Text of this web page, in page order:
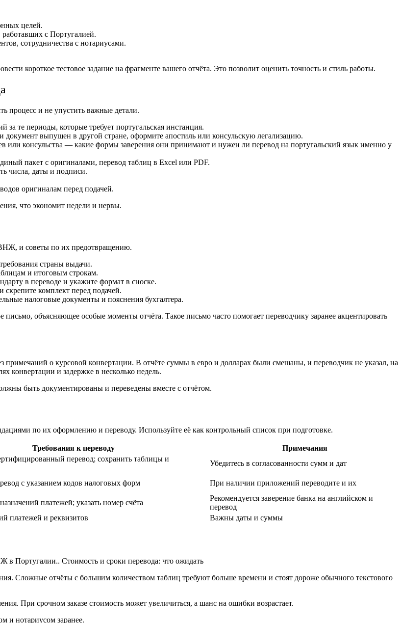
целей.
с Португалией.
сотрудничества с нотариусами.
короткое тестовое задание на фрагменте вашего отчёта. Это позволит оценить точность и стиль работы.
процесс и не упустить важные детали.
те периоды, которые требует португальская инстанция.
выпущен в другой стране, оформите апостиль или консульскую легализацию.
или консульства — какие формы заверения они принимают и нужен ли перевод на португальский язык именно у
пакет с оригиналами, перевод таблиц в Excel или PDF.
числа, даты и подписи.
оригиналам перед подачей.
что экономит недели и нервы.
и советы по их предотвращению.
страны выдачи.
и итоговым строкам.
в переводе и укажите формат в сноске.
комплект перед подачей.
налоговые документы и пояснения бухгалтера.
объясняющее особые моменты отчёта. Такое письмо часто помогает переводчику заранее акцентировать
примечаний о курсовой конвертации. В отчёте суммы в евро и долларах были смешаны, и переводчик не указал, на
конвертации и задержке в несколько недель.
быть документированы и переведены вместе с отчётом.
по их оформлению и переводу. Используйте её как контрольный список при подготовке.
Требования к переводу
Примечания
перевод; сохранить таблицы и
Убедитесь в согласованности сумм и дат
с указанием кодов налоговых форм При наличии приложений переводите и их
платежей; указать номер счёта
Рекомендуется заверение банка на английском и
перевод
платежей и реквизитов Важны даты и суммы
Сложные отчёты с большим количеством таблиц требуют больше времени и стоят дороже обычного текстового
При срочном заказе стоимость может увеличиться, а шанс на ошибки возрастает.
и нотариусом заранее.